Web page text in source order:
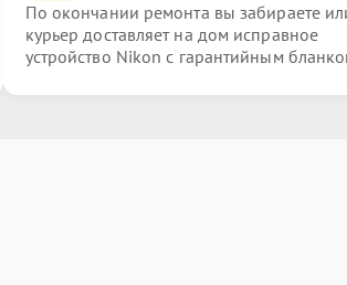
По окончании ремонта вы забираете
курьер доставляет на дом исправное
устройство Nikon с гарантийным